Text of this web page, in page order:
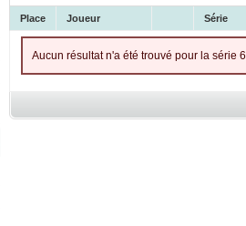
Place Joueur Série
Aucun résultat n'a été trouvé pour la série 6